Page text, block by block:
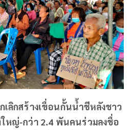
เลิกสร้างเขื่อนกั้นน้ำชีหลังชาว
ใหญ่-กว่า 2.4 พันคนร่วมลงชื่อ